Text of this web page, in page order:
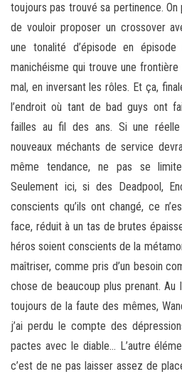
toujours pas trouvé sa pertinence. On
de vouloir proposer un crossover
une tonalité d’épisode en
manichéisme qui trouve une
mal, en inversant les rôles. Et ça,
l’endroit où tant de bad guys ont
failles au fil des ans. Si une
nouveaux méchants de service
même tendance, ne pas se
Seulement ici, si des Deadpool,
conscients qu’ils ont changé, ce
face, réduit à un tas de brutes
héros soient conscients de la
maîtriser, comme pris d’un besoin
chose de beaucoup plus prenant.
toujours de la faute des mêmes,
j’ai perdu le compte des
pactes avec le diable… L’autre
c’est de ne pas laisser assez de